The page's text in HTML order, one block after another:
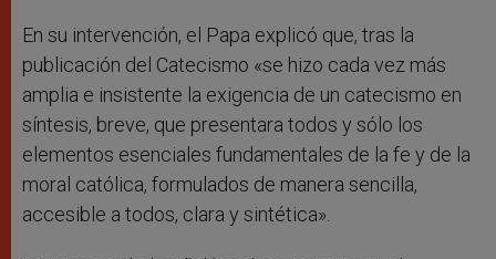
En su intervención, el Papa explicó que, tras la
publicación del Catecismo «se hizo cada vez más
amplia e insistente la exigencia de un catecismo en
síntesis, breve, que presentara todos y sólo los
elementos esenciales fundamentales de la fe y de la
moral católica, formulados de manera sencilla,
accesible a todos, clara y sintética».